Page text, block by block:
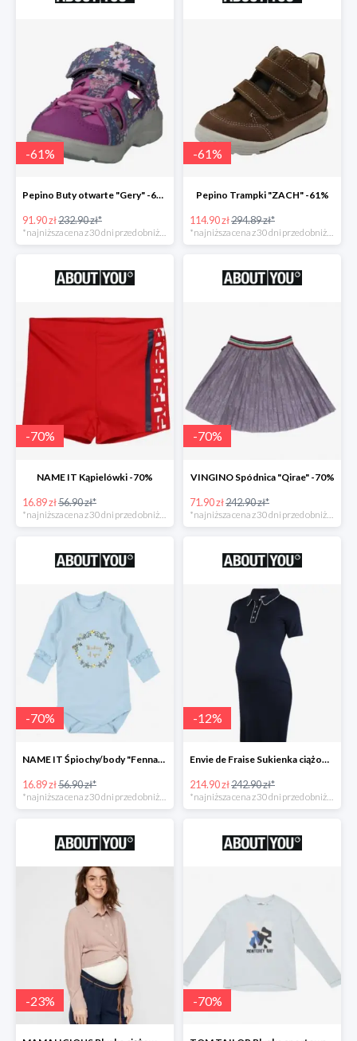
-61%
Pepino Buty otwarte "Gery" -61%
91.90 zł232.90 zł*
-61%
Pepino Trampki "ZACH" -61%
114.90 zł294.89 zł*
-70%
NAME IT Kąpielówki -70%
16.89 zł56.90 zł*
-70%
VINGINO Spódnica "Qirae" -70%
71.90 zł242.90 zł*
-70%
NAME IT Śpiochy/body "Fenna" -70%
16.89 zł56.90 zł*
*najniższa cena z 30 dni przed obniżką
-12%
Envie de Fraise Sukienka ciążowa "Chantal" -12%
214.90 zł242.90 zł*
*najniższa cena z 30 dni przed obniżką
-23% -70%